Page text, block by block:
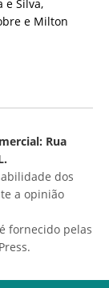
e Silva,
e Milton
Rua
dos
a opinião
fornecido pelas